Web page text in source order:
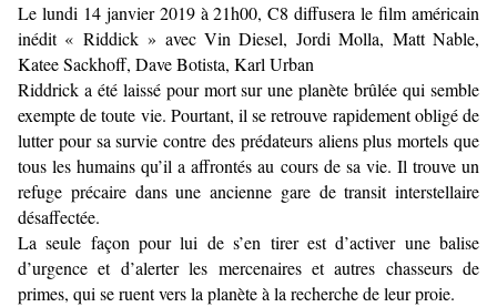
Le lundi 14 janvier 2019 à 21h00, C8 diffusera le film américain
inédit « Riddick » avec Vin Diesel, Jordi Molla, Matt Nable,
Katee Sackhoff, Dave Botista, Karl Urban
Riddrick a été laissé pour mort sur une planète brûlée qui semble
exempte de toute vie. Pourtant, il se retrouve rapidement obligé de
lutter pour sa survie contre des prédateurs aliens plus mortels que
tous les humains qu’il a affrontés au cours de sa vie. Il trouve un
refuge précaire dans une ancienne gare de transit interstellaire
désaffectée.
La seule façon pour lui de s’en tirer est d’activer une balise
d’urgence et d’alerter les mercenaires et autres chasseurs de
primes, qui se ruent vers la planète à la recherche de leur proie.